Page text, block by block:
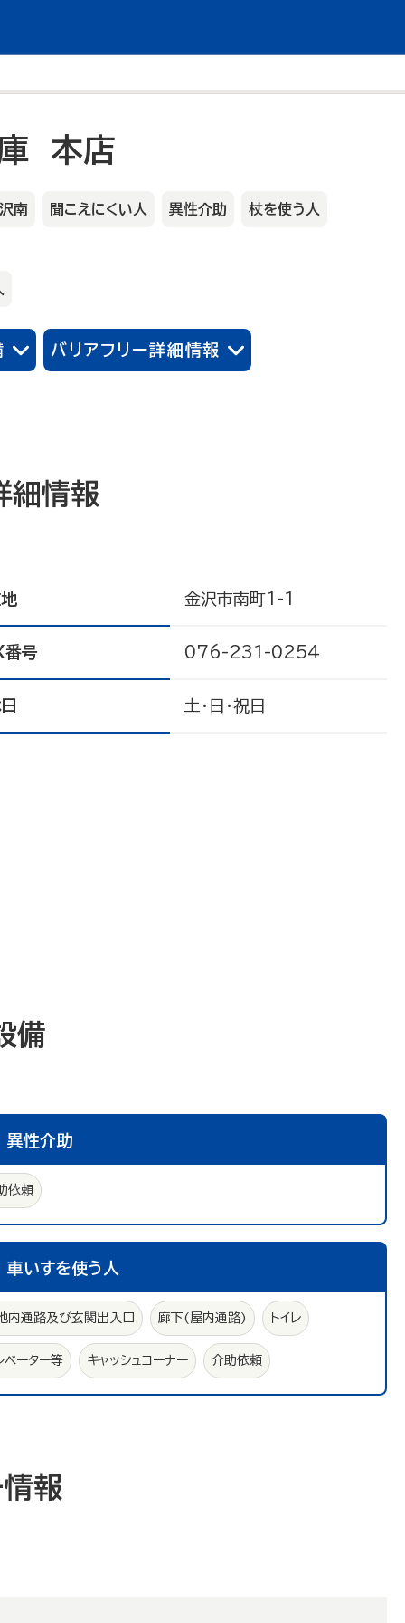
本店
南 聞こえにくい人 異性介助 杖を使う人
バリアフリー詳細情報
細情報
金沢市南町1-1
号 076-231-0254
土・日・祝日
備
異性介助
依頼
車いすを使う人
内通路及び玄関出入口 廊下(屋内通路) トイレ
ベーター等 キャッシュコーナー 介助依頼
情報